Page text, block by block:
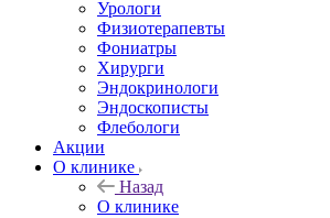
Урологи
Физиотерапевты
Фониатры
Хирурги
Эндокринологи
Эндоскописты
Флебологи
Акции
О клинике
Назад
О клинике